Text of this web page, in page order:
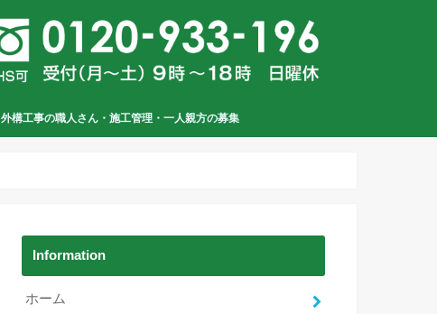
外構工事の職人さん・施工管理・一人親方の募集
Information
ホーム